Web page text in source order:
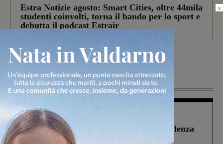
Estra Notizie agosto: Smart Cities, oltre 44mila
studenti coinvolti, torna il bando per lo sport e
debutta il podcast Estrair
Più lette
Figline Incisa Valdarno 1 Agosto 2026
Piscina di Figline finanziata oltre la scadenza
Pnrr, il gruppo di Fratelli d’Italia: “Un
×